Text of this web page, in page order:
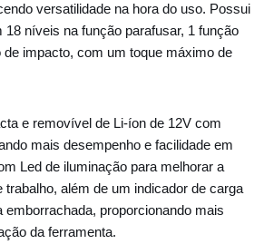
versatilidade na hora do uso. Possui
18 níveis na função parafusar, 1 função
de impacto, com um toque máximo de
e removível de Li-íon de 12V com
mais desempenho e facilidade em
Led de iluminação para melhorar a
trabalho, além de um indicador de carga
emborrachada, proporcionando mais
da ferramenta.